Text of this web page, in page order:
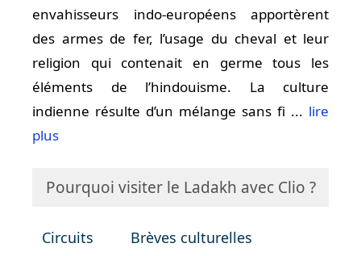
envahisseurs indo-européens apportèrent
des armes de fer, l’usage du cheval et leur
religion qui contenait en germe tous les
éléments de l’hindouisme. La culture
indienne résulte d’un mélange sans fi ... lire
plus
Pourquoi visiter le Ladakh avec Clio ?
Circuits
Brèves culturelles